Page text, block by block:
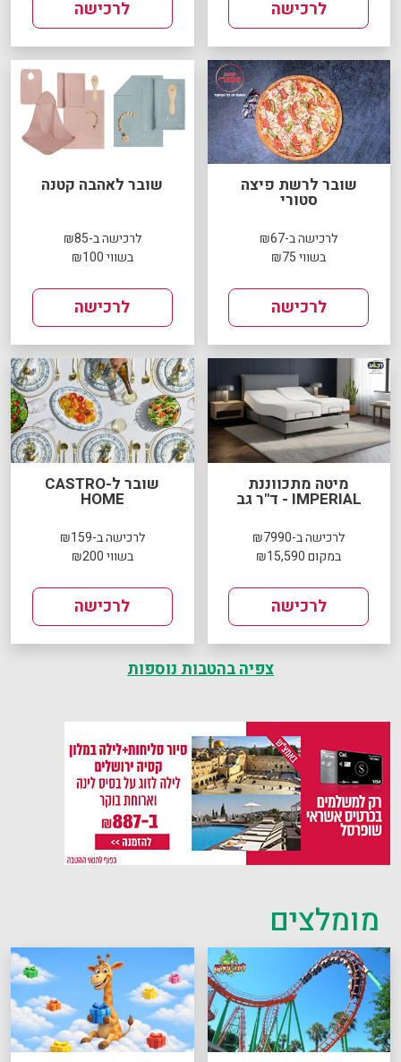
לרכישה לרכישה
שובר לרשת פיצה
סטורי
לרכישה ב-₪67
בשווי ₪75
לרכישה
שובר לאהבה קטנה
לרכישה ב-₪85
בשווי ₪100
לרכישה
מיטה מתכווננת
IMPERIAL - ד"ר גב
לרכישה ב-₪7990
במקום ₪15,590
לרכישה
שובר ל-CASTRO
HOME
לרכישה ב-₪159
בשווי ₪200
לרכישה
צפיה בהטבות נוספות
מומלצים